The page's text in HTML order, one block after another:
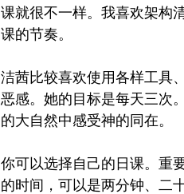
课就很不一样。我喜欢架构
课的节奏。
洁茜比较喜欢使用各样工具
恶感。她的目标是每天三次
的大自然中感受神的同在。
你可以选择自己的日课。重
的时间，可以是两分钟、二